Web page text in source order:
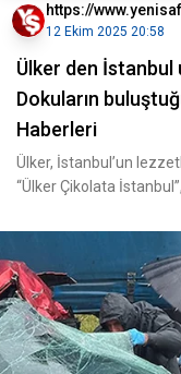
https://
12 Ekim 2025 20:58
Ülker den İstanbul
Dokuların
Haberleri
Ülker, İstanbul’un
“Ülker Çikolata